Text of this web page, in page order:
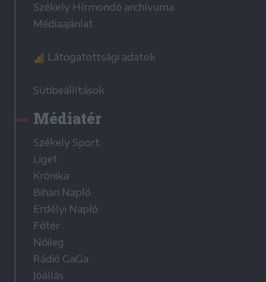
Székely Hírmondó archívuma
Médiaajánlat
Látogatottsági adatok
Sütibeállítások
Médiatér
Székely Sport
Liget
Krónika
Bihari Napló
Erdélyi Napló
Főtér
Nőileg
Rádió GaGa
Jóállás